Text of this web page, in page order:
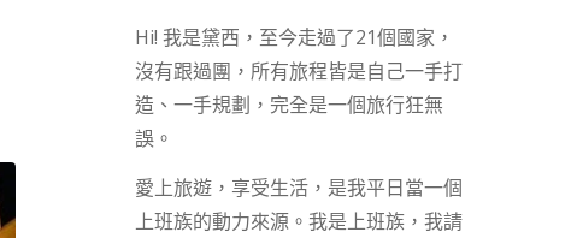
Hi! 我是黛西，至今走過了21個國家，
沒有跟過團，所有旅程皆是自己一手打
造、一手規劃，完全是一個旅行狂無
誤。
愛上旅遊，享受生活，是我平日當一個
上班族的動力來源。我是上班族，我請